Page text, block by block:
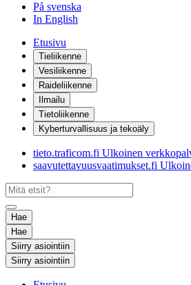
På svenska
In English
Etusivu
Tieliikenne
Vesiliikenne
Raideliikenne
Ilmailu
Tietoliikenne
Kyberturvallisuus ja tekoäly
tieto.traficom.fi Ulkoinen
saavutettavuusvaatimukset.fi
Hae
Hae
Siirry asiointiin
Siirry asiointiin